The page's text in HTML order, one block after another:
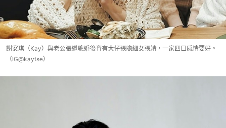
謝安琪（Kay）與老公張繼聰婚後育有大仔張瞻細女張靖，一家四口感情要好。
（IG@kaytse）